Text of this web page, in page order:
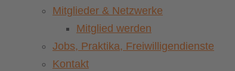
Mitglieder & Netzwerke
Mitglied werden
Jobs, Praktika, Freiwilligendienste
Kontakt